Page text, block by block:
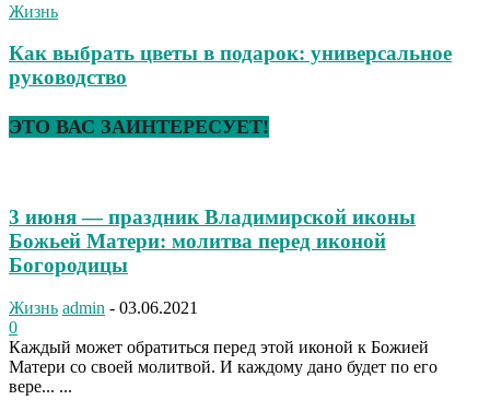
Жизнь
Как выбрать цветы в подарок: универсальное
руководство
ЭТО ВАС ЗАИНТЕРЕСУЕТ!
3 июня — праздник Владимирской иконы
Божьей Матери: молитва перед иконой
Богородицы
Жизнь admin - 03.06.2021
0
Каждый может обратиться перед этой иконой к Божией
Матери со своей молитвой. И каждому дано будет по его
вере... ...